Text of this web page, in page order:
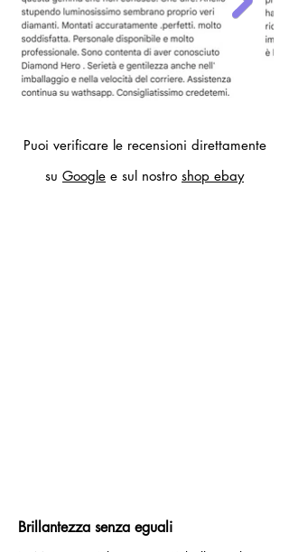
Puoi verificare le recensioni direttamente
su Google e sul nostro shop ebay
Brillantezza senza eguali